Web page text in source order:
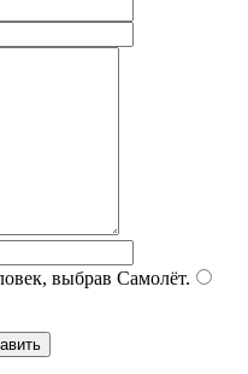
выбрав Самолёт.